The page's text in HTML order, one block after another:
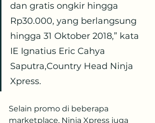
dan gratis ongkir hingga
Rp30.000, yang berlangsung
hingga 31 Oktober 2018,” kata
IE Ignatius Eric Cahya
Saputra,Country Head Ninja
Xpress.
Selain promo di beberapa
marketplace, Ninja Xpress juga